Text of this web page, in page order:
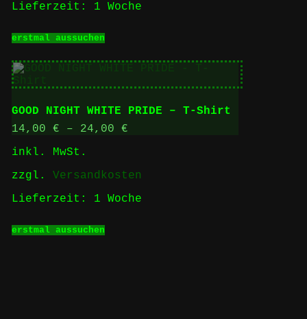
Lieferzeit: 1 Woche
erstmal aussuchenProdukt
mehrere
auf.
Die
Optionen
können
gewählt
GOOD NIGHT WHITE PRIDE – T-Shirt
14,00 € – 24,00 €
inkl. MwSt.
zzgl. Versandkosten
Lieferzeit: 1 Woche
erstmal aussuchenProdukt